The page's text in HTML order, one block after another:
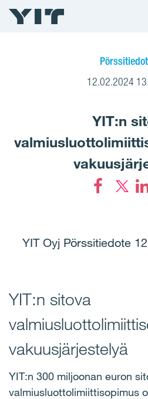
12.02.2024
YIT:n
YIT Oyj Pörssitiedote
YIT:n sitova
vakuusjärjestelyä
YIT:n 300 miljoonan euron
valmiusluottolimiittisopimus